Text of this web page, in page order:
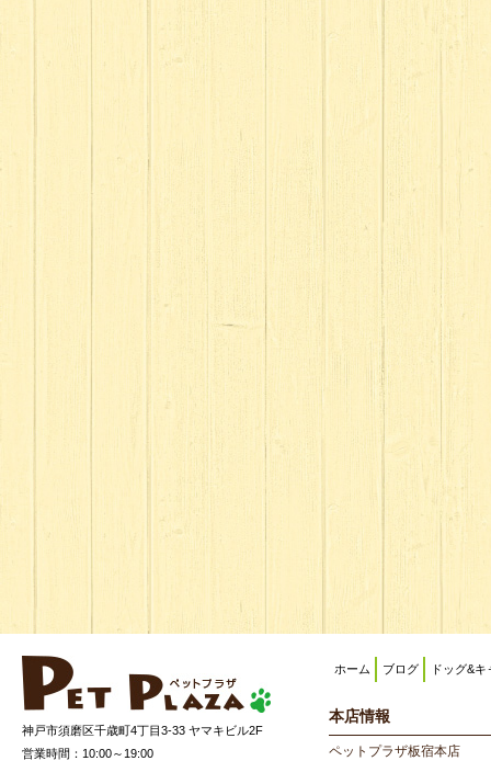
神戸市須磨区千歳町4丁目3-33 ヤマキビル2F
営業時間：10:00～19:00
ホーム ブログ ドッグ&キ
本店情報
ペットプラザ板宿本店